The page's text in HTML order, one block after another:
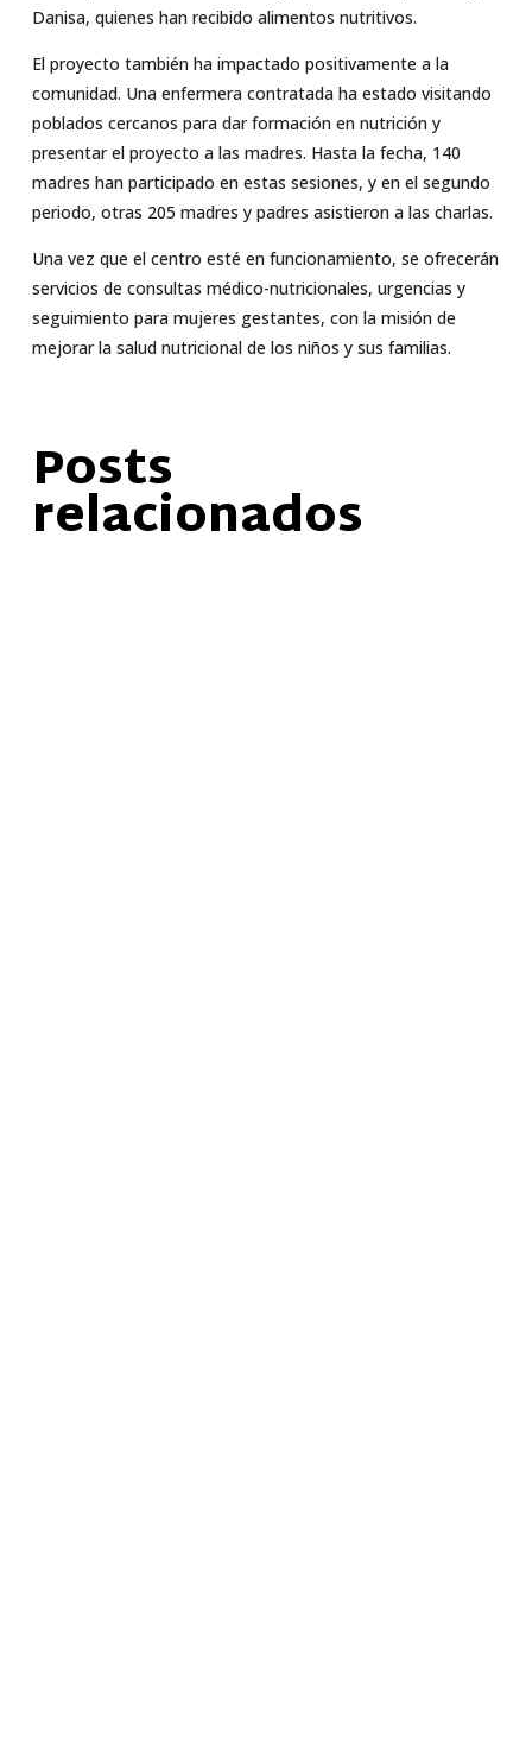
Danisa, quienes han recibido alimentos nutritivos.
El proyecto también ha impactado positivamente a la
comunidad. Una enfermera contratada ha estado visitando
poblados cercanos para dar formación en nutrición y
presentar el proyecto a las madres. Hasta la fecha, 140
madres han participado en estas sesiones, y en el segundo
periodo, otras 205 madres y padres asistieron a las charlas.
Una vez que el centro esté en funcionamiento, se ofrecerán
servicios de consultas médico-nutricionales, urgencias y
seguimiento para mujeres gestantes, con la misión de
mejorar la salud nutricional de los niños y sus familias.
Posts
relacionados